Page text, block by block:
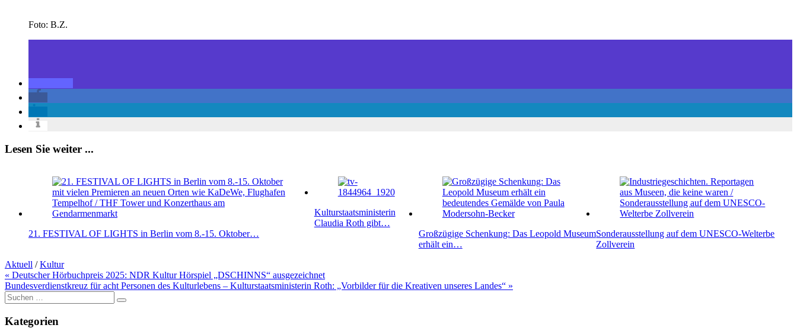
Foto: B.Z.
Lesen Sie weiter ...
21. FESTIVAL OF LIGHTS in Berlin vom 8.-15. Oktober…
Kulturstaatsministerin
Claudia Roth gibt…
Großzügige Schenkung: Das Leopold Museum
erhält ein…
Sonderausstellung auf dem UNESCO-Welterbe
Zollverein
Aktuell /Kultur
Beitragsnavigation
« Deutscher Hörbuchpreis 2025: NDR Kultur Hörspiel „DSCHINNS“ ausgezeichnet
Bundesverdienstkreuz für acht Personen des Kulturlebens – Kulturstaatsministerin Roth: „Vorbilder für die Kreativen unseres Landes“ »
Suche
nach:
Kategorien